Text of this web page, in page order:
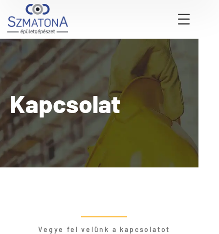
Kapcsolat
Vegye fel velünk a kapcsolatot